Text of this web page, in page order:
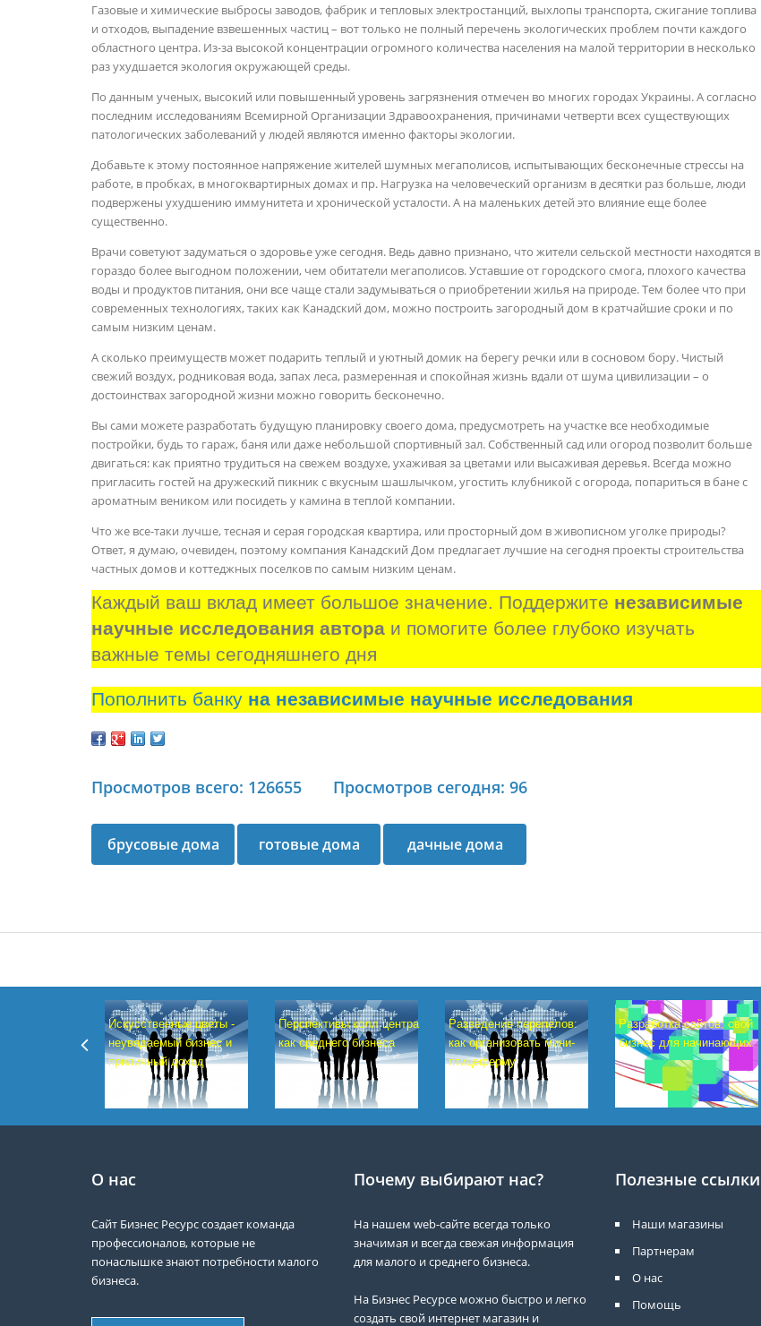
Газовые и химические выбросы заводов, фабрик и тепловых электростанций, выхлопы транспорта, сжигание топлива
и отходов, выпадение взвешенных частиц – вот только не полный перечень экологических проблем почти каждого
областного центра. Из-за высокой концентрации огромного количества населения на малой территории в несколько
раз ухудшается экология окружающей среды.
По данным ученых, высокий или повышенный уровень загрязнения отмечен во многих городах Украины. А согласно
последним исследованиям Всемирной Организации Здравоохранения, причинами четверти всех существующих
патологических заболеваний у людей являются именно факторы экологии.
Добавьте к этому постоянное напряжение жителей шумных мегаполисов, испытывающих бесконечные стрессы на
работе, в пробках, в многоквартирных домах и пр. Нагрузка на человеческий организм в десятки раз больше, люди
подвержены ухудшению иммунитета и хронической усталости. А на маленьких детей это влияние еще более
существенно.
Врачи советуют задуматься о здоровье уже сегодня. Ведь давно признано, что жители сельской местности находятся в
гораздо более выгодном положении, чем обитатели мегаполисов. Уставшие от городского смога, плохого качества
воды и продуктов питания, они все чаще стали задумываться о приобретении жилья на природе. Тем более что при
современных технологиях, таких как Канадский дом, можно построить загородный дом в кратчайшие сроки и по
самым низким ценам.
А сколько преимуществ может подарить теплый и уютный домик на берегу речки или в сосновом бору. Чистый
свежий воздух, родниковая вода, запах леса, размеренная и спокойная жизнь вдали от шума цивилизации – о
достоинствах загородной жизни можно говорить бесконечно.
Вы сами можете разработать будущую планировку своего дома, предусмотреть на участке все необходимые
постройки, будь то гараж, баня или даже небольшой спортивный зал. Собственный сад или огород позволит больше
двигаться: как приятно трудиться на свежем воздухе, ухаживая за цветами или высаживая деревья. Всегда можно
пригласить гостей на дружеский пикник с вкусным шашлычком, угостить клубникой с огорода, попариться в бане с
ароматным веником или посидеть у камина в теплой компании.
Что же все-таки лучше, тесная и серая городская квартира, или просторный дом в живописном уголке природы?
Ответ, я думаю, очевиден, поэтому компания Канадский Дом предлагает лучшие на сегодня проекты строительства
частных домов и коттеджных поселков по самым низким ценам.
Каждый ваш вклад имеет большое значение. Поддержите независимые
научные исследования автора и помогите более глубоко изучать
важные темы сегодняшнего дня
Пополнить банку на независимые научные исследования
Просмотров всего: 126655 Просмотров сегодня: 96
брусовые дома готовые дома дачные дома
Искусственные цветы -
неувядаемый бизнес и
приличный доход
Перспективы колл центра
как среднего бизнеса
Разведение перепелов:
как организовать мини-
птицеферму
Разработка сайтов: свой
бизнес для начинающих
О нас
Сайт Бизнес Ресурс создает команда
профессионалов, которые не
понаслышке знают потребности малого
бизнеса.
Почему выбирают нас?
На нашем web-сайте всегда только
значимая и всегда свежая информация
для малого и среднего бизнеса.
На Бизнес Ресурсе можно быстро и легко
создать свой интернет магазин и
Полезные ссылки
Наши магазины
Партнерам
О нас
Помощь